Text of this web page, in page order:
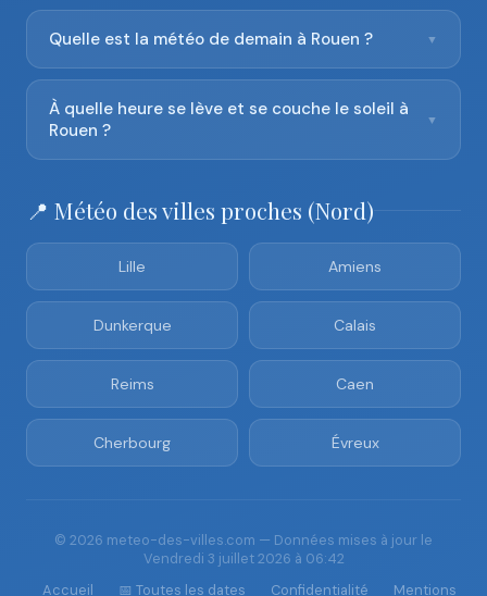
Quelle est la météo de demain à Rouen ? ▼
À quelle heure se lève et se couche le soleil à
Rouen ?
▼
📍 Météo des villes proches (Nord)
Lille Amiens
Dunkerque Calais
Reims Caen
Cherbourg Évreux
© 2026 meteo-des-villes.com — Données mises à jour le
Vendredi 3 juillet 2026 à 06:42
Accueil
📅 Toutes les dates Confidentialité Mentions